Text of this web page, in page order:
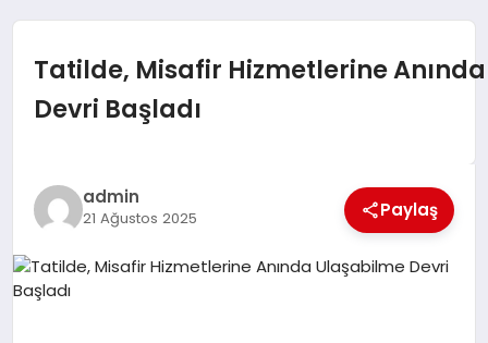
DÜNYA
EKONOMI
Tatilde, Misafir Hizmetlerine
Devri Başladı
admin
21 Ağustos 2025 Paylaş